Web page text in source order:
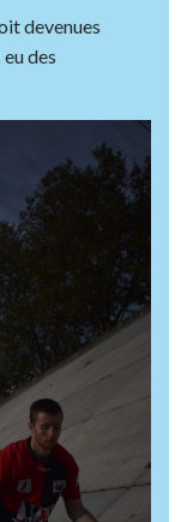
devenues
des